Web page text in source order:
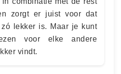
zorgt er juist voor dat
lekker is. Maar je kunt
voor elke andere
vindt.